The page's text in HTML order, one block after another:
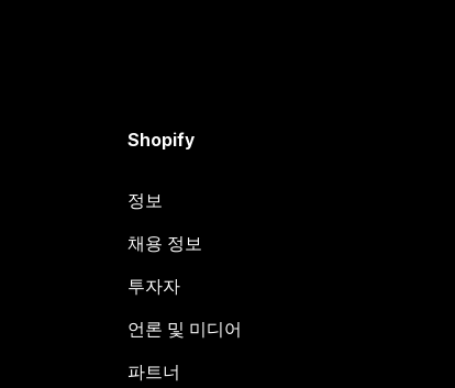
Shopify
정보
채용 정보
투자자
언론 및 미디어
파트너